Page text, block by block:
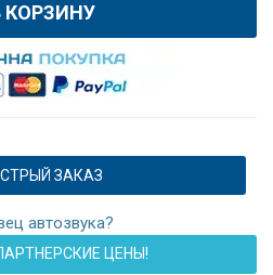
КОРЗИНУ
ЗАКАЗ
автозвука?
ЦЕНЫ!